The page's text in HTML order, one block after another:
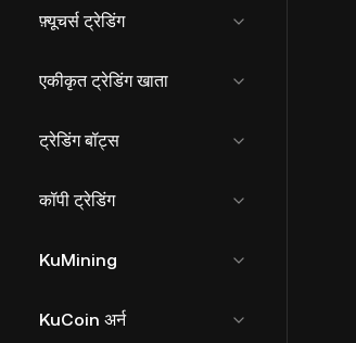
फ़्यूचर्स ट्रेडिंग
एकीकृत ट्रेडिंग खाता
ट्रेडिंग बॉट्स
कॉपी ट्रेडिंग
KuMining
KuCoin अर्न